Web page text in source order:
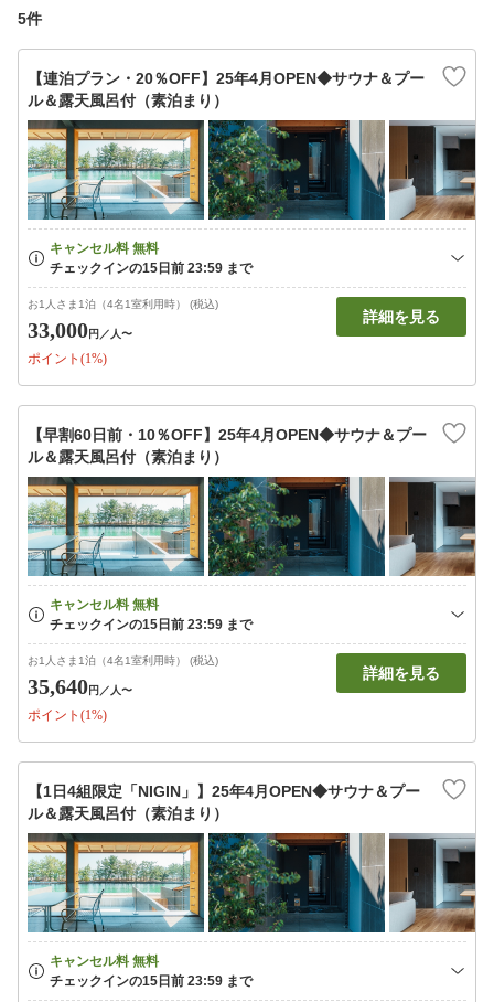
5件
【連泊プラン・20％OFF】25年4月OPEN◆サウナ＆プー
ル＆露天風呂付（素泊まり）
お1人さま1泊（4名1室利用時） (税込)
33,000円 ／人〜
ポイント(1%)
詳細を見る
【早割60日前・10％OFF】25年4月OPEN◆サウナ＆プー
ル＆露天風呂付（素泊まり）
お1人さま1泊（4名1室利用時） (税込)
35,640円 ／人〜
ポイント(1%)
詳細を見る
【1日4組限定「NIGIN」】25年4月OPEN◆サウナ＆プー
ル＆露天風呂付（素泊まり）